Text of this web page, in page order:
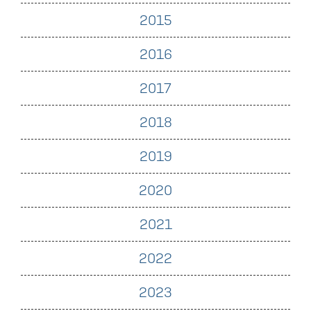
2015
2016
2017
2018
2019
2020
2021
2022
2023